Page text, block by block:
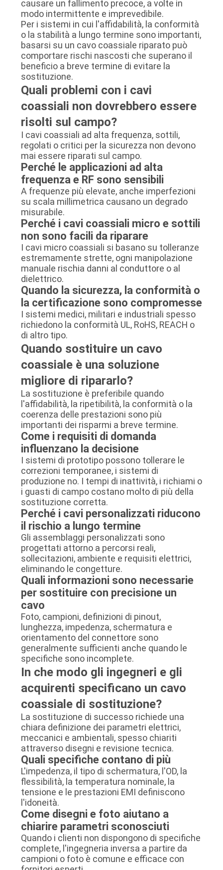
causare un fallimento precoce, a volte in
modo intermittente e imprevedibile.
Per i sistemi in cui l'affidabilità, la conformità
o la stabilità a lungo termine sono importanti,
basarsi su un cavo coassiale riparato può
comportare rischi nascosti che superano il
beneficio a breve termine di evitare la
sostituzione.
Quali problemi con i cavi
coassiali non dovrebbero essere
risolti sul campo?
I cavi coassiali ad alta frequenza, sottili,
regolati o critici per la sicurezza non devono
mai essere riparati sul campo.
Perché le applicazioni ad alta
frequenza e RF sono sensibili
A frequenze più elevate, anche imperfezioni
su scala millimetrica causano un degrado
misurabile.
Perché i cavi coassiali micro e sottili
non sono facili da riparare
I cavi micro coassiali si basano su tolleranze
estremamente strette, ogni manipolazione
manuale rischia danni al conduttore o al
dielettrico.
Quando la sicurezza, la conformità o
la certificazione sono compromesse
I sistemi medici, militari e industriali spesso
richiedono la conformità UL, RoHS, REACH o
di altro tipo.
Quando sostituire un cavo
coassiale è una soluzione
migliore di ripararlo?
La sostituzione è preferibile quando
l'affidabilità, la ripetibilità, la conformità o la
coerenza delle prestazioni sono più
importanti dei risparmi a breve termine.
Come i requisiti di domanda
influenzano la decisione
I sistemi di prototipo possono tollerare le
correzioni temporanee, i sistemi di
produzione no. I tempi di inattività, i richiami o
i guasti di campo costano molto di più della
sostituzione corretta.
Perché i cavi personalizzati riducono
il rischio a lungo termine
Gli assemblaggi personalizzati sono
progettati attorno a percorsi reali,
sollecitazioni, ambiente e requisiti elettrici,
eliminando le congetture.
Quali informazioni sono necessarie
per sostituire con precisione un
cavo
Foto, campioni, definizioni di pinout,
lunghezza, impedenza, schermatura e
orientamento del connettore sono
generalmente sufficienti anche quando le
specifiche sono incomplete.
In che modo gli ingegneri e gli
acquirenti specificano un cavo
coassiale di sostituzione?
La sostituzione di successo richiede una
chiara definizione dei parametri elettrici,
meccanici e ambientali, spesso chiariti
attraverso disegni e revisione tecnica.
Quali specifiche contano di più
L'impedenza, il tipo di schermatura, l'OD, la
flessibilità, la temperatura nominale, la
tensione e le prestazioni EMI definiscono
l'idoneità.
Come disegni e foto aiutano a
chiarire parametri sconosciuti
Quando i clienti non dispongono di specifiche
complete, l'ingegneria inversa a partire da
campioni o foto è comune e efficace con